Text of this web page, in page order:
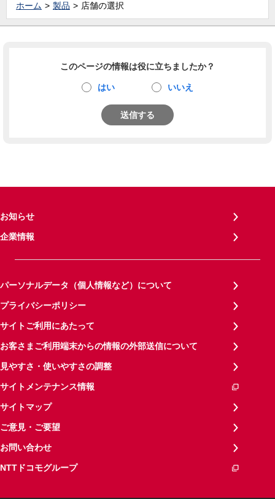
ホーム 製品 店舗の選択
このページの情報は役に立ちましたか？
はい いいえ
送信する
お知らせ
企業情報
パーソナルデータ（個人情報など）について
プライバシーポリシー
サイトご利用にあたって
お客さまご利用端末からの情報の外部送信について
見やすさ・使いやすさの調整
サイトメンテナンス情報
サイトマップ
ご意見・ご要望
お問い合わせ
NTTドコモグループ